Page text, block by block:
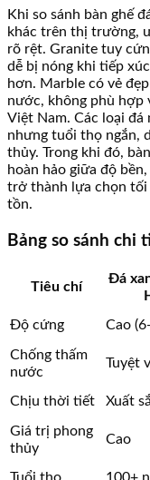
Khi so sánh bàn ghế
khác trên thị trường,
rõ rệt. Granite tuy
dễ bị nóng khi tiếp
hơn. Marble có vẻ
nước, không phù
Việt Nam. Các loại
nhưng tuổi thọ ngắn,
thủy. Trong khi đó,
hoàn hảo giữa độ
trở thành lựa chọn
tồn.
Bảng so sánh chi
Tiêu chí
Đá
Độ cứng
Cao
Chống thấm
nước
Tuyệt
Chịu thời tiết Xuất
Giá trị phong
thủy
Cao